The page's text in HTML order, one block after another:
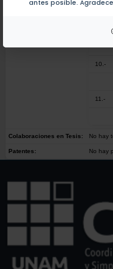
antes posible.
10.-
11.-
Colaboraciones en Tesis: No hay
Patentes: No hay